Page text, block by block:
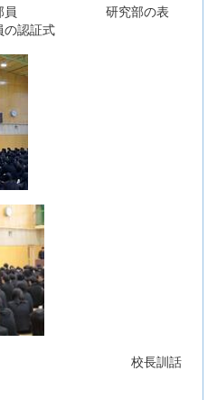
グ部員 研究部の表
式
彰 校長訓話